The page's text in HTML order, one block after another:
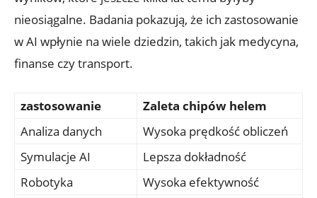
nieosiągalne. Badania pokazują, że ich zastosowanie
w AI ‍wpłynie⁤ na wiele dziedzin, takich jak medycyna,
finanse czy transport.
zastosowanie
Zaleta chipów helem
Analiza danych
Wysoka prędkość obliczeń
Symulacje AI
Lepsza dokładność
Robotyka
Wysoka efektywność